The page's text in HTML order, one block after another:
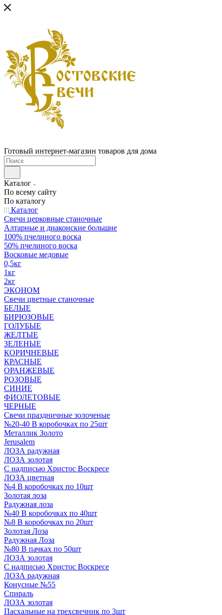
Готовый интернет-магазин товаров для дома
Каталог
По всему сайту
По каталогу
Каталог
Свечи церковные станочные
Алтарные и диаконские большие
100% пчелиного воска
50% пчелиного воска
Восковые медовые
0,5кг
1кг
2кг
ЭКОНОМ
Свечи цветные станочные
БЕЛЫЕ
БИРЮЗОВЫЕ
ГОЛУБЫЕ
ЖЕЛТЫЕ
ЗЕЛЕНЫЕ
КОРИЧНЕВЫЕ
КРАСНЫЕ
ОРАНЖЕВЫЕ
РОЗОВЫЕ
СИНИЕ
ФИОЛЕТОВЫЕ
ЧЕРНЫЕ
Свечи праздничные золоченые
№20-40 В коробочках по 25шт
Металлик Золото
Jerusalem
ЛОЗА радужная
ЛОЗА золотая
С надписью Христос Воскресе
ЛОЗА цветная
№4 В коробочках по 10шт
Золотая лоза
Радужная лоза
№40 В коробочках по 40шт
№8 В коробочках по 20шт
Золотая Лоза
Радужная Лоза
№80 В пачках по 50шт
ЛОЗА золотая
С надписью Христос Воскресе
ЛОЗА радужная
Конусные №55
Спираль
ЛОЗА золотая
Пасхальные на трехсвечник по 3шт